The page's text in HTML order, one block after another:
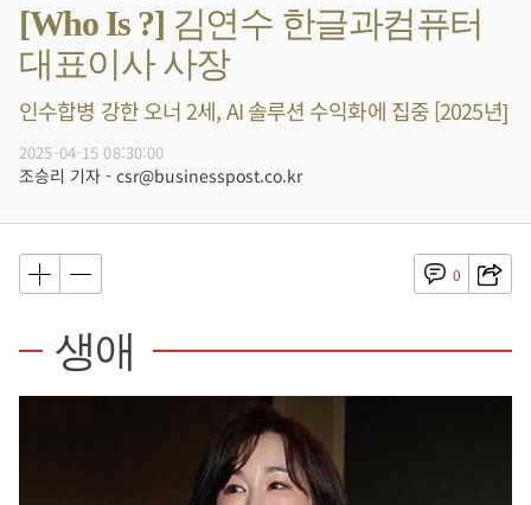
[Who Is ?] 김연수 한글과컴퓨터
대표이사 사장
인수합병 강한 오너 2세, AI 솔루션 수익화에 집중 [2025년]
2025-04-15 08:30:00
조승리 기자 - csr@businesspost.co.kr
0
생애